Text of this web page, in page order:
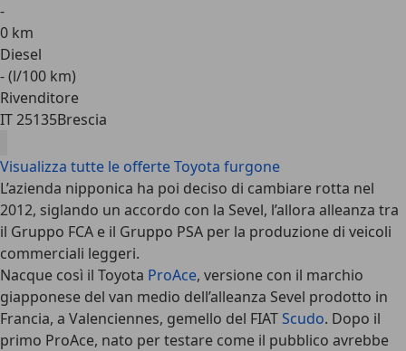
-
0 km
Diesel
- (l/100 km)
Rivenditore
IT 25135Brescia
Visualizza tutte le offerte Toyota furgone
L’azienda nipponica ha poi deciso di cambiare rotta nel
2012, siglando un accordo con la Sevel, l’allora alleanza tra
il Gruppo FCA e il Gruppo PSA per la produzione di veicoli
commerciali leggeri.
Nacque così il Toyota ProAce, versione con il marchio
giapponese del van medio dell’alleanza Sevel prodotto in
Francia, a Valenciennes, gemello del FIATScudo. Dopo il
primo ProAce, nato per testare come il pubblico avrebbe